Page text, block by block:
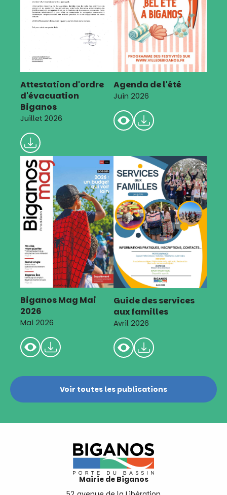
Attestation d'ordre
d'évacuation
Biganos
Juillet 2026
Agenda de l'été
Juin 2026
Biganos Mag Mai
2026
Mai 2026
Guide des services
aux familles
Avril 2026
Voir toutes les publications
Mairie de Biganos